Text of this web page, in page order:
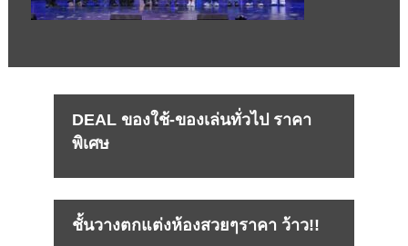
DEAL ของใช้-ของเล่นทั่วไป ราคา
พิเศษ
ชั้นวางตกแต่งห้องสวยๆราคา ว้าว!!